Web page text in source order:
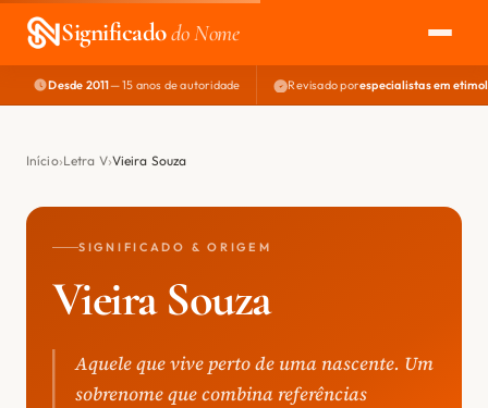
Significadodo Nome
EXPLORAR
NOME PERFEITO
Desde 2011— 15 anos de autoridade Revisado porespecialistas em
Início Letra V Vieira Souza
SIGNIFICADO & ORIGEM
Vieira Souza
Aquele que vive perto de uma nascente. Um
sobrenome que combina referências